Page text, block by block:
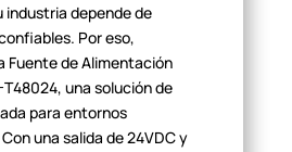
industria depende de
Por eso,
Fuente de Alimentación
una solución de
para entornos
una salida de 24VDC y